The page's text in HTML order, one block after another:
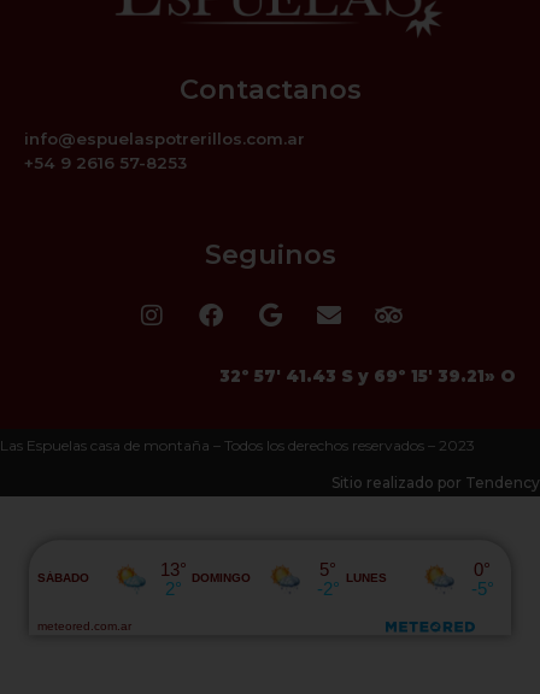
Contactanos
info@espuelaspotrerillos.com.ar
+54 9 2616 57-8253
Seguinos
32º 57′ 41.43 S y 69º 15′ 39.21» O
Las Espuelas casa de montaña – Todos los derechos reservados – 2023
Sitio realizado por Tendency